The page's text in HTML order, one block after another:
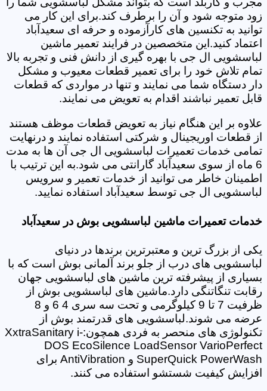
زود متوجه شود و آن را برطرف کند.برای این کار می
توانید به تکنسین های کارآزموده و حرفه ای سعیدآباد
اعتماد کنید.این متخصصین در فرایند تعمیر ماشین
لباسشویی ال جی با بهره گیری از دانش فنی و تجربه بالا
تمام تلاش خود را برای تعمیر قطعات معیوب و مشکل
دار دستگاه شما می نمایند و تنها در مواردی که قطعات
قابل تعمیر نباشند اقدام به تعویض می نمایند.
علاوه بر این هنگام نیاز به تعویض قطعات موظف هستند
از قطعات اوریجینال و شرکتی استفاده نمایند و درنهایت
تمامی خدمات تعمیرات لباسشویی ال جی آن ها به مدت
6 ماه از سوی سعیدآباد گارانتی می شود.به این ترتیب با
اطمینان خاطر می توانید از خدمات تعمیر و سرویس
لباسشویی ال جی توسط سعیدآباد استفاده نمایید.
خدمات تعمیرات ماشین لباسشویی بوش در سعیدآباد
یکی از بزرگ ترین و معتبرترین برندها در دنیای
لباسشویی های درب از جلو برند آلمانی بوش است که با
بسیاری از پیشرفته ترین ماشین های لباسشویی جهان
رقابت تنگاتنگی دارد.ماشین های لباسشویی بوش از
ظرفیت 7 تا 9 کیلوگرمی و تحت سه سری 4 6 و 8
عرضه می شوند.لباسشویی های قدرتمند بوش از
تکنولوژی های منحصر به فردی همچون:XxtraSanitary i-
DOS EcoSilence LoadSensor VarioPerfect
SuperQuick PowerWash و AntiVibration برای
افزایش کیفیت شستشو استفاده می کنند.